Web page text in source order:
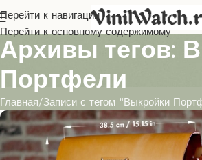
Перейти к навигации
Перейти к основному содержимому
Архивы тегов:
Портфели
Главная Записи с тегом “Выкройки